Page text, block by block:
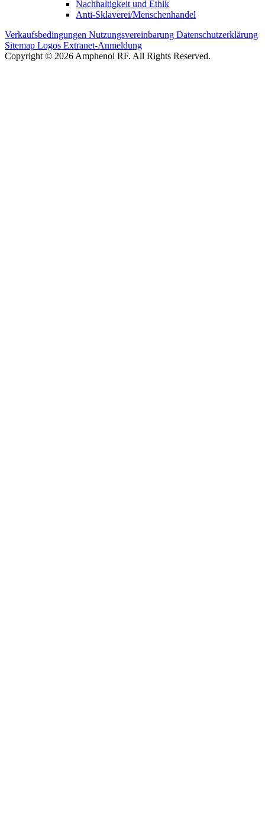
Nachhaltigkeit und Ethik
Anti-Sklaverei/Menschenhandel
Verkaufsbedingungen Nutzungsvereinbarung Datenschutzerklärung
Sitemap Logos Extranet-Anmeldung
Copyright © 2026 Amphenol RF. All Rights Reserved.